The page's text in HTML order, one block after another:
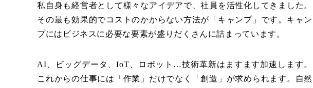
私自身も経営者として様々なアイデアで、社員を活性化してきました。
その最も効果的でコストのかからない方法が「キャンプ」です。キャン
プにはビジネスに必要な要素が盛りだくさんに詰まっています。
AI、ビッグデータ、IoT、ロボット…技術革新はますます加速します。
これからの仕事には「作業」だけでなく「創造」が求められます。自然